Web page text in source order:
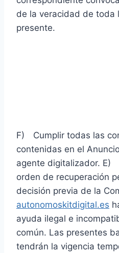
de la veracidad de toda
presente.
F) Cumplir todas las
contenidas en el
agente digitalizador. E)
orden de recuperación
decisión previa de la
autonomoskitdigital.es
ayuda ilegal e
común. Las presentes
tendrán la vigencia